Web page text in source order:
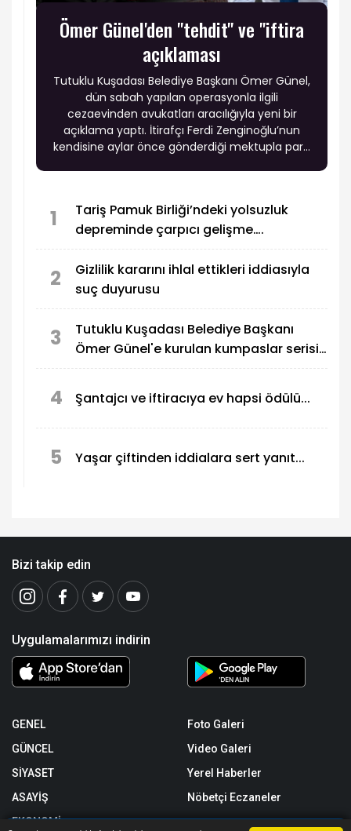
Ömer Günel'den "tehdit" ve "iftira
açıklaması
Tutuklu Kuşadası Belediye Başkanı Ömer Günel,
dün sabah yapılan operasyonla ilgili
cezaevinden avukatları aracılığıyla yeni bir
açıklama yaptı. İtirafçı Ferdi Zenginoğlu’nun
kendisine aylar önce gönderdiği mektupla para
1
Tariş Pamuk Birliği’ndeki yolsuzluk
depreminde çarpıcı gelişme….
2
Gizlilik kararını ihlal ettikleri iddiasıyla
suç duyurusu
3
Tutuklu Kuşadası Belediye Başkanı
Ömer Günel'e kurulan kumpaslar serisi
4 Şantajcı ve iftiracıya ev hapsi ödülü...
5 Yaşar çiftinden iddialara sert yanıt...
Bizi takip edin
Uygulamalarımızı indirin
GENEL
GÜNCEL
SİYASET
ASAYİŞ
EKONOMİ
Foto Galeri
Video Galeri
Yerel Haberler
Nöbetçi Eczaneler